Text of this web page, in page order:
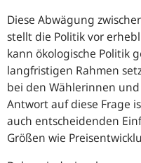
Diese Abwägung
stellt die Politik vor
kann ökologische Politik
langfristigen Rahmen
bei den Wählerinnen
Antwort auf diese Frage
auch entscheidenden
Größen wie